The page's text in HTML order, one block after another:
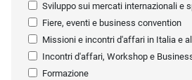
Sviluppo sui mercati internazionali e
Fiere, eventi e business convention
Missioni e incontri d'affari in Italia e
Incontri d'affari, Workshop e
Formazione